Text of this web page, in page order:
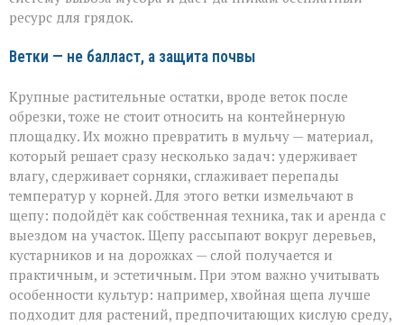
ресурс для грядок.
Ветки — не балласт, а защита почвы
Крупные растительные остатки, вроде веток после
обрезки, тоже не стоит относить на контейнерную
площадку. Их можно превратить в мульчу — материал,
который решает сразу несколько задач: удерживает
влагу, сдерживает сорняки, сглаживает перепады
температур у корней. Для этого ветки измельчают в
щепу: подойдёт как собственная техника, так и аренда с
выездом на участок. Щепу рассыпают вокруг деревьев,
кустарников и на дорожках — слой получается и
практичным, и эстетичным. При этом важно учитывать
особенности культур: например, хвойная щепа лучше
подходит для растений, предпочитающих кислую среду,